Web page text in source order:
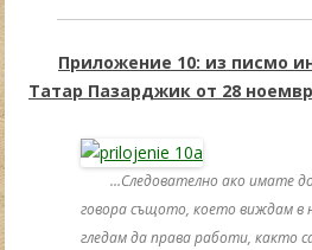
Приложение 10: из писмо
Татар Пазарджик от 28
…Следователно ако имате
говора същото, което виждам в
гледам да права работи, както